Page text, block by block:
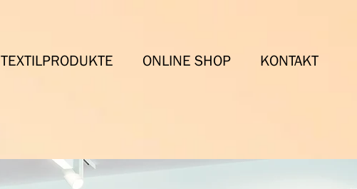
TEXTILPRODUKTE ONLINE SHOP KONTAKT